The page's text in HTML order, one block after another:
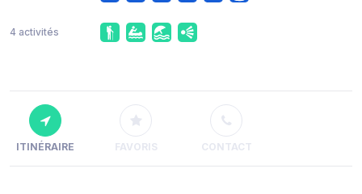
4 activités
ITINÉRAIRE FAVORIS CONTACT